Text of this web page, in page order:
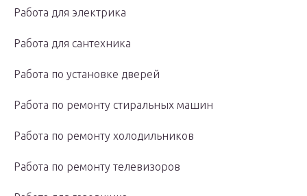
Работа для электрика
Работа для сантехника
Работа по установке дверей
Работа по ремонту стиральных машин
Работа по ремонту холодильников
Работа по ремонту телевизоров